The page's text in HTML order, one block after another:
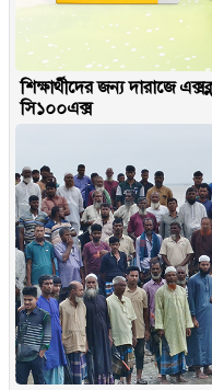
শিক্ষার্থীদের জন্য দারাজে
সি১০০এক্স